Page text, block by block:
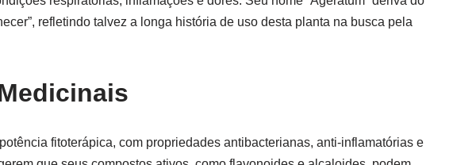
refletindo talvez a longa história de uso desta planta na busca pela
fitoterápica, com propriedades antibacterianas, anti-inflamatórias e